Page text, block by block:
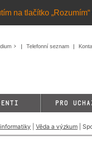
na tlačítko
Telefonní seznam
PRO
Věda a výzkum |